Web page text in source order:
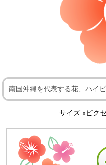
南国沖縄を代表する花、ハイ
サイズ xピク